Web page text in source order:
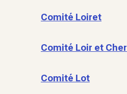
Comité Loiret
Comité Loir et Cher
Comité Lot